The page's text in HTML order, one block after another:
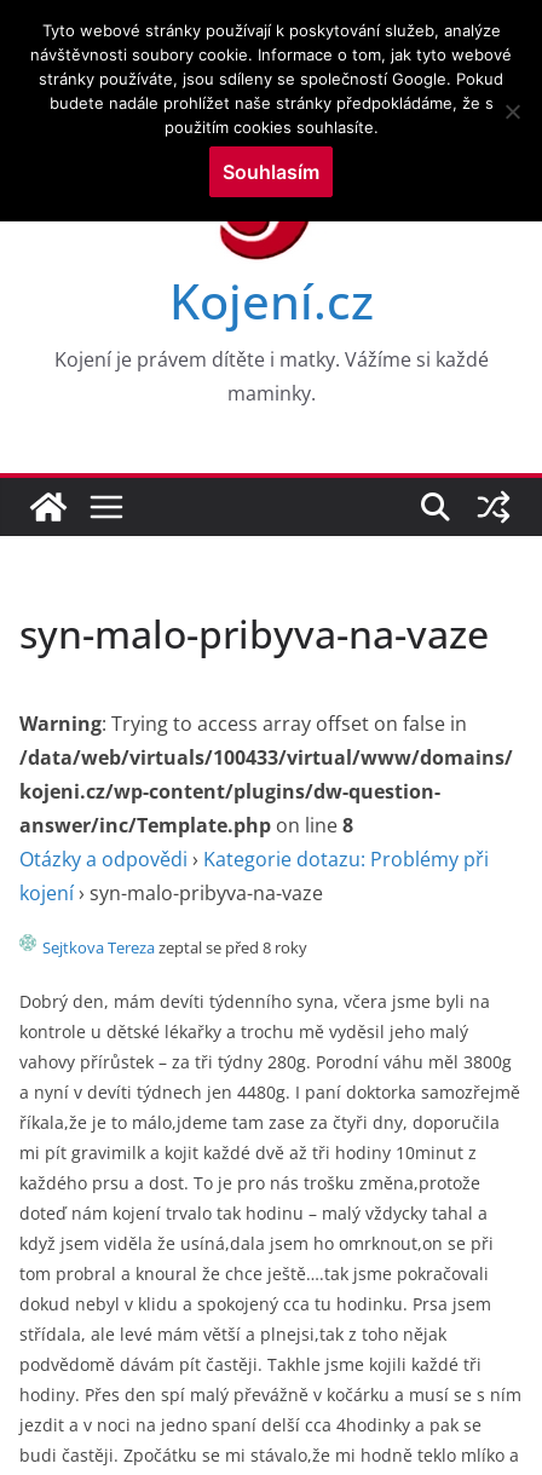
obsah
7.8.2026
Novinky: CESTY K NEROVNOSTEM V DUŠEVNÍM ZDRAVÍ
DĚTÍ V RANÉM VĚKU: DŮKAZY Z 8 VKOHORT
NAROZENÝCH
Drogy a kojení a zkoumání služeb v perinatálním
Výzkumné trendy kojení a kojenecké výživy ve
mapovací analýza
WHO PRO EVROPU, 2026
Aktuální témata v kojení a laktační medicíně
Kojení.cz
Kojení je právem dítěte i matky. Vážíme si každé
maminky.
syn-malo-pribyva-na-vaze
Warning: Trying to access array offset on false in
/data/web/virtuals/100433/virtual/www/domains/
kojeni.cz/wp-content/plugins/dw-question-
answer/inc/Template.php on line8
Otázky a odpovědi › Kategorie dotazu: Problémy při
kojení› syn-malo-pribyva-na-vaze
Sejtkova Terezazeptal se před 8 roky
Dobrý den, mám devíti týdenního syna, včera jsme byli na
kontrole u dětské lékařky a trochu mě vyděsil jeho malý
vahovy přírůstek – za tři týdny 280g. Porodní váhu měl 3800g
a nyní v devíti týdnech jen 4480g. I paní doktorka samozřejmě
říkala,že je to málo,jdeme tam zase za čtyři dny, doporučila
mi pít gravimilk a kojit každé dvě až tři hodiny 10minut z
každého prsu a dost. To je pro nás trošku změna,protože
doteď nám kojení trvalo tak hodinu – malý vždycky tahal a
když jsem viděla že usíná,dala jsem ho omrknout,on se při
tom probral a knoural že chce ještě….tak jsme pokračovali
dokud nebyl v klidu a spokojený cca tu hodinku. Prsa jsem
střídala, ale levé mám větší a plnejsi,tak z toho nějak
podvědomě dávám pít častěji. Takhle jsme kojili každé tři
hodiny. Přes den spí malý převážně v kočárku a musí se s ním
jezdit a v noci na jedno spaní delší cca 4hodinky a pak se
budi častěji. Zpočátku se mi stávalo,že mi hodně teklo mlíko a
Tyto webové stránky používají k poskytování služeb, analýze
návštěvnosti soubory cookie. Informace o tom, jak tyto webové
stránky používáte, jsou sdíleny se společností Google. Pokud
budete nadále prohlížet naše stránky předpokládáme, že s
použitím cookies souhlasíte.
Souhlasím